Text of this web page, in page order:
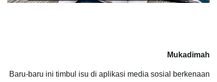
Mukadimah
Baru-baru ini timbul isu di aplikasi media sosial berkenaan